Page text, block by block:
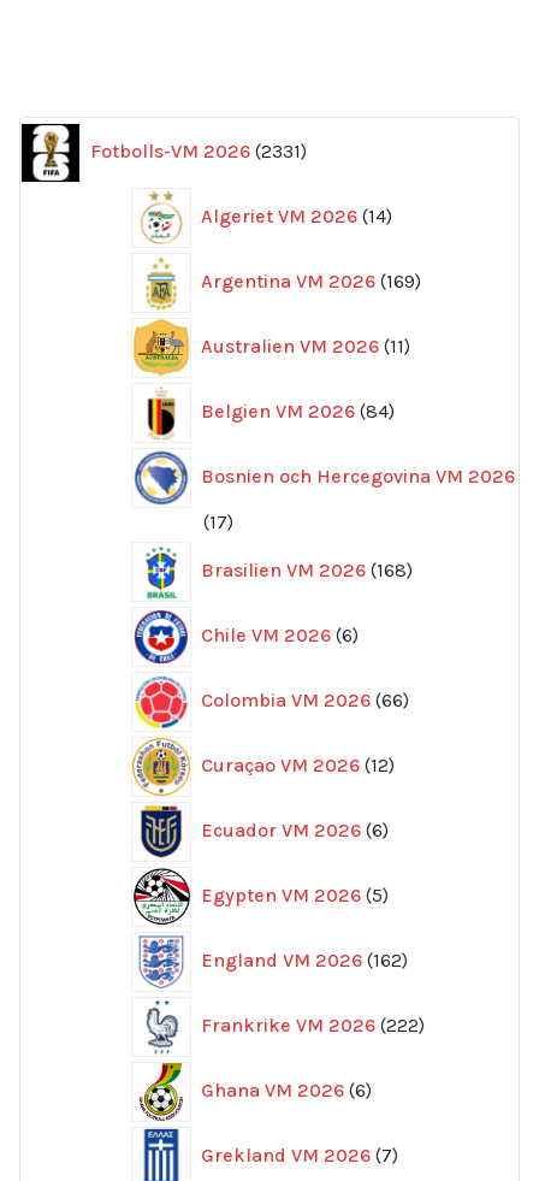
Fotbolls-VM 2026 2331
produkter
Algeriet VM 2026 14
produkter
Argentina VM 2026 169
produkter
Australien VM 2026 11
produkter
Belgien VM 2026 84
produkter
Bosnien och Hercegovina VM 2026
1717
Brasilien VM 2026 168
produkter
Chile VM 2026 6
produkter
Colombia VM 2026 66
produkter
Curaçao VM 2026 12
produkter
Ecuador VM 2026 6
produkter
Egypten VM 2026 5
produkter
England VM 2026 162
produkter
Frankrike VM 2026 222
produkter
Ghana VM 2026 6
produkter
Grekland VM 2026 7
produkter